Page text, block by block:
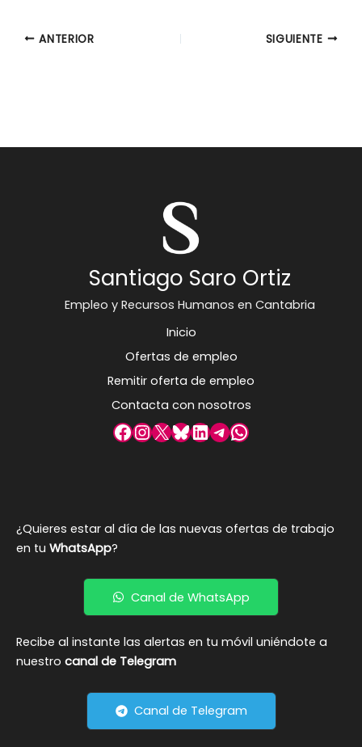
ANTERIOR SIGUIENTE
Santiago Saro Ortiz
Empleo y Recursos Humanos en Cantabria
Inicio
Ofertas de empleo
Remitir oferta de empleo
Contacta con nosotros
Facebook
Instagram
X Bluesky
LinkedIn
Telegram
WhatsApp
¿Quieres estar al día de las nuevas ofertas de trabajo
en tu WhatsApp?
Canal de WhatsApp
Recibe al instante las alertas en tu móvil uniéndote a
nuestro canal de Telegram
Canal de Telegram